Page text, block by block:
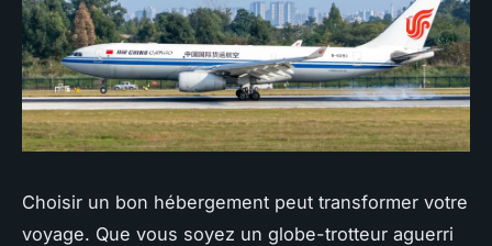
Choisir un bon hébergement peut transformer votre
voyage. Que vous soyez un globe-trotteur aguerri